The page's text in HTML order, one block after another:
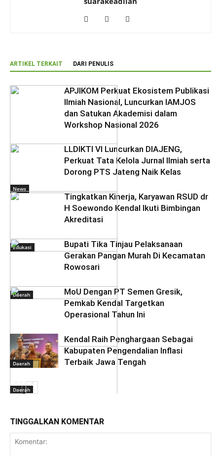
ARTIKEL TERKAIT DARI PENULIS
News
APJIKOM Perkuat Ekosistem Publikasi
Ilmiah Nasional, Luncurkan IAMJOS
dan Satukan Akademisi dalam
Workshop Nasional 2026
Edukasi
LLDIKTI VI Luncurkan DIAJENG,
Perkuat Tata Kelola Jurnal Ilmiah serta
Dorong PTS Jateng Naik Kelas
Daerah
Tingkatkan Kinerja, Karyawan RSUD dr
H Soewondo Kendal Ikuti Bimbingan
Akreditasi
Daerah
Bupati Tika Tinjau Pelaksanaan
Gerakan Pangan Murah Di Kecamatan
Rowosari
Daerah
MoU Dengan PT Semen Gresik,
Pemkab Kendal Targetkan
Operasional Tahun Ini
Daerah
Kendal Raih Penghargaan Sebagai
Kabupaten Pengendalian Inflasi
Terbaik Jawa Tengah
TINGGALKAN KOMENTAR